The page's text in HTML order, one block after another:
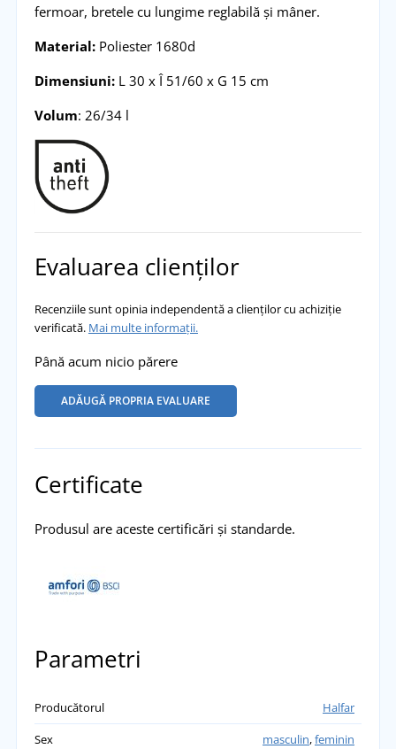
fermoar, bretele cu lungime reglabilă și mâner.
Material:Poliester 1680d
Dimensiuni:L 30 x Î 51/60 x G 15 cm
Volum: 26/34 l
Evaluarea clienților
Recenziile sunt opinia independentă a clienților cu achiziție
verificată. Mai multe informații.
Până acum nicio părere
ADĂUGĂ PROPRIA EVALUARE
Certificate
Produsul are aceste certificări și standarde.
Parametri
Producătorul
Halfar
Sex
masculin,feminin